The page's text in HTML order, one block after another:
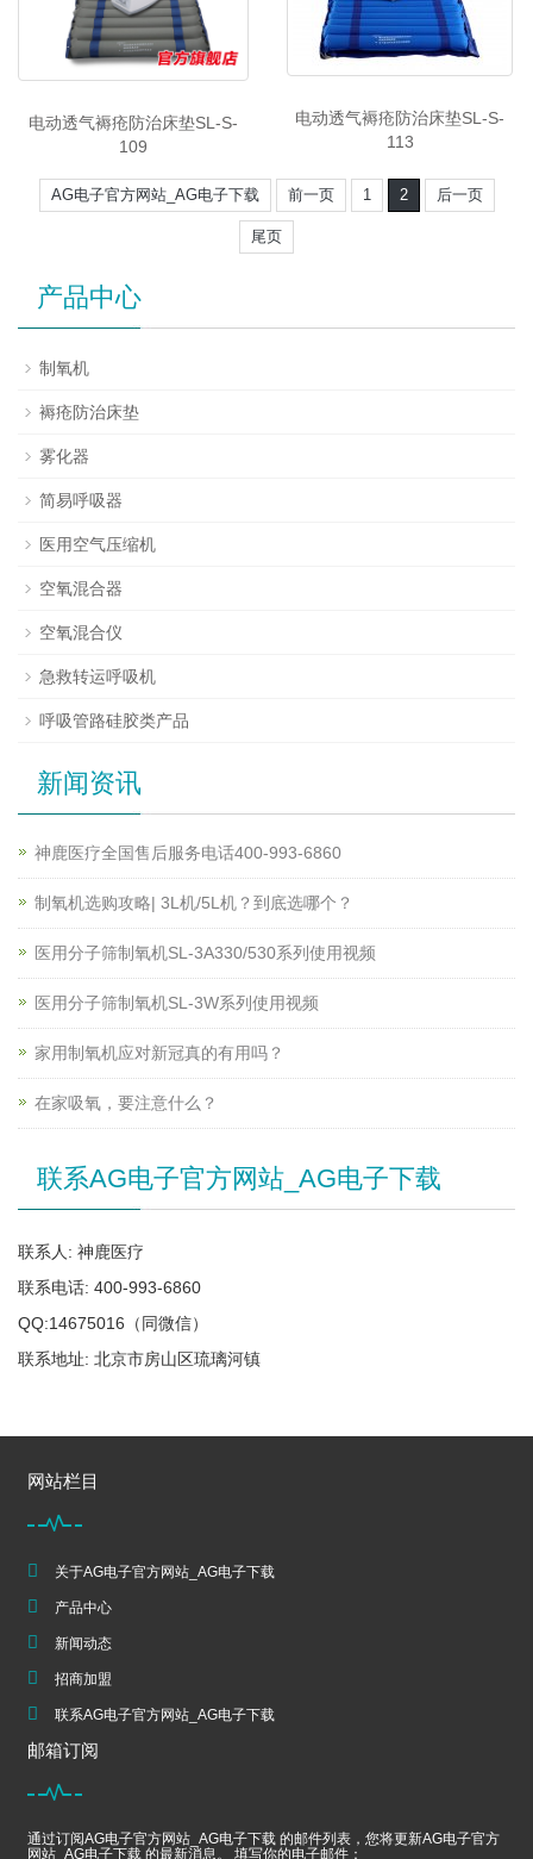
电动透气褥疮防治床垫SL-S-
109
电动透气褥疮防治床垫SL-S-
113
AG电子官方网站_AG电子下载 前一页 1 2 后一页
尾页
产品中心
制氧机
褥疮防治床垫
雾化器
简易呼吸器
医用空气压缩机
空氧混合器
空氧混合仪
急救转运呼吸机
呼吸管路硅胶类产品
新闻资讯
神鹿医疗全国售后服务电话400-993-6860
制氧机选购攻略| 3L机/5L机？到底选哪个？
医用分子筛制氧机SL-3A330/530系列使用视频
医用分子筛制氧机SL-3W系列使用视频
家用制氧机应对新冠真的有用吗？
在家吸氧，要注意什么？
联系AG电子官方网站_AG电子下载
联系人: 神鹿医疗
联系电话: 400-993-6860
QQ:14675016（同微信）
联系地址: 北京市房山区琉璃河镇
网站栏目
关于AG电子官方网站_AG电子下载
产品中心
新闻动态
招商加盟
联系AG电子官方网站_AG电子下载
邮箱订阅
通过订阅AG电子官方网站_AG电子下载 的邮件列表，您将更新AG电子官方
网站_AG电子下载 的最新消息。 填写你的电子邮件：